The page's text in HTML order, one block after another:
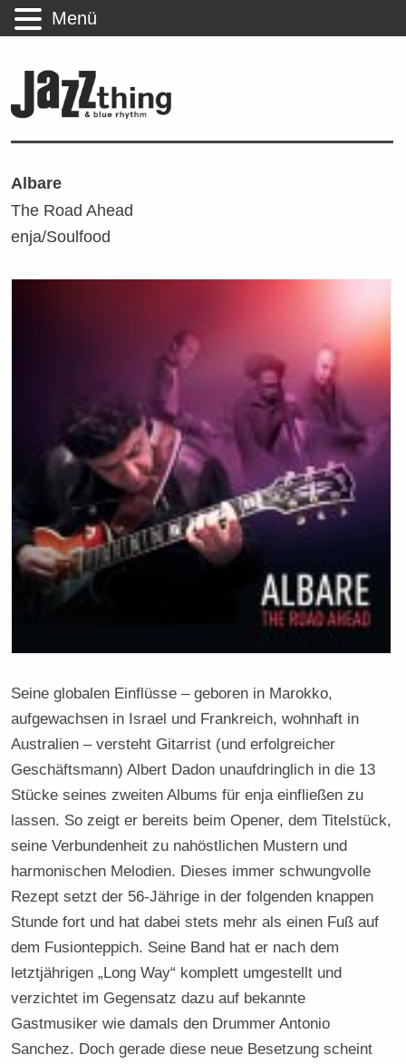
Albare
The Road Ahead
enja/Soulfood
Seine globalen Einflüsse – geboren in Marokko,
aufgewachsen in Israel und Frankreich, wohnhaft in
Australien – versteht Gitarrist (und erfolgreicher
Geschäftsmann) Albert Dadon unaufdringlich in die 13
Stücke seines zweiten Albums für enja einfließen zu
lassen. So zeigt er bereits beim Opener, dem Titelstück,
seine Verbundenheit zu nahöstlichen Mustern und
harmonischen Melodien. Dieses immer schwungvolle
Rezept setzt der 56-Jährige in der folgenden knappen
Stunde fort und hat dabei stets mehr als einen Fuß auf
dem Fusionteppich. Seine Band hat er nach dem
letztjährigen „Long Way“ komplett umgestellt und
verzichtet im Gegensatz dazu auf bekannte
Gastmusiker wie damals den Drummer Antonio
Sanchez. Doch gerade diese neue Besetzung scheint
Menü